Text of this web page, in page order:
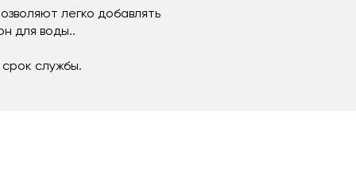
легко добавлять
для воды..
службы.